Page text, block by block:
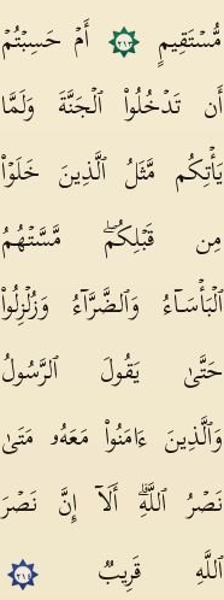
مُّسۡتَقِیمٍ
٢١٣
أَمۡ حَسِبۡتُمۡ
أَن تَدۡخُلُوا۟ ٱلۡجَنَّةَ وَلَمَّا
یَأۡتِكُم مَّثَلُ ٱلَّذِینَ خَلَوۡا۟
مِن قَبۡلِكُمۖ مَّسَّتۡهُمُ
ٱلۡبَأۡسَاۤءُ وَٱلضَّرَّاۤءُ وَزُلۡزِلُوا۟
حَتَّىٰ یَقُولَ ٱلرَّسُولُ
وَٱلَّذِینَ ءَامَنُوا۟ مَعَهُۥ مَتَىٰ
نَصۡرُ ٱللَّهِۗ أَلَاۤ إِنَّ نَصۡرَ
ٱللَّهِ قَرِیبࣱ
٢١٤